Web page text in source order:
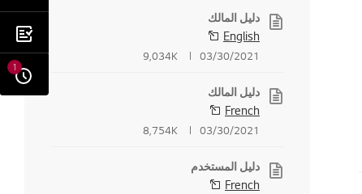
دليل المالك
English
03/30/2021
9,034K
دليل المالك
French
03/30/2021
8,754K
دليل المستخدم
French
1